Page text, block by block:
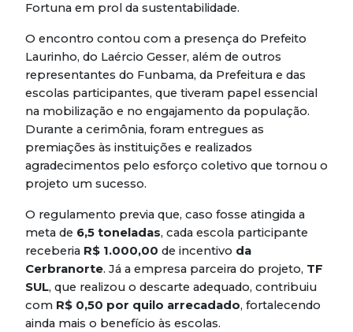
Fortuna em prol da sustentabilidade.
O encontro contou com a presença do Prefeito
Laurinho, do Laércio Gesser, além de outros
representantes do Funbama, da Prefeitura e das
escolas participantes, que tiveram papel essencial
na mobilização e no engajamento da população.
Durante a cerimônia, foram entregues as
premiações às instituições e realizados
agradecimentos pelo esforço coletivo que tornou o
projeto um sucesso.
O regulamento previa que, caso fosse atingida a
meta de 6,5 toneladas, cada escola participante
receberia R$ 1.000,00 de incentivo da
Cerbranorte. Já a empresa parceira do projeto, TF
SUL, que realizou o descarte adequado, contribuiu
com R$ 0,50 por quilo arrecadado, fortalecendo
ainda mais o benefício às escolas.